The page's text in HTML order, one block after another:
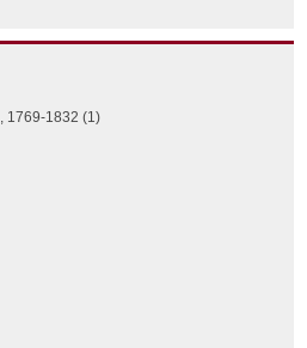
1769-1832 (1)